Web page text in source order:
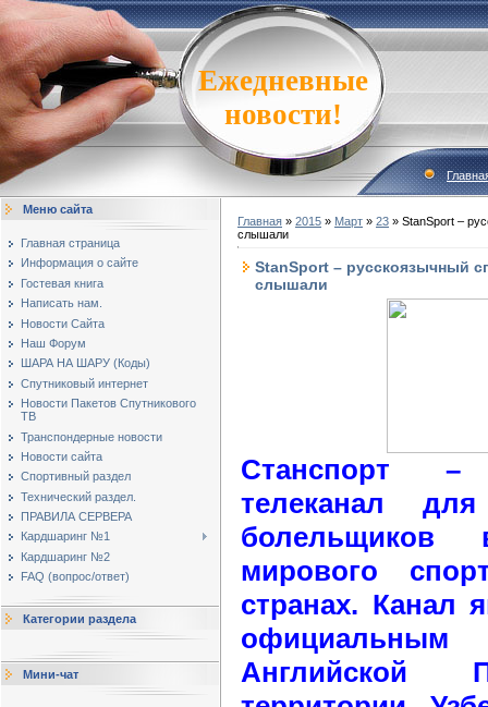
Ежедневные
новости!
Меню сайта
Главная страница
Информация о сайте
Гостевая книга
Написать нам.
Новости Сайта
Наш Форум
ШАРА НА ШАРУ (Коды)
Спутниковый интернет
Новости Пакетов Спутникового
ТВ
Транспондерные новости
Новости сайта
Спортивный раздел
Технический раздел.
ПРАВИЛА СЕРВЕРА
Кардшаринг №1
Кардшаринг №2
FAQ (вопрос/ответ)
Категории раздела
Мини-чат
Главная » 2015 » Март » 23 » StanSport –
слышали
StanSport – русскоязычный
слышали
Станспорт –
телеканал
болельщиков
мирового
странах. Канал